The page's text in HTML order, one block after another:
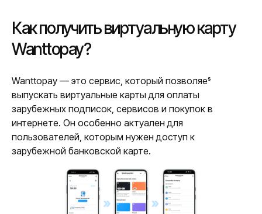
Как получить виртуальную карту
Wanttopay?
Wanttopay — это сервис, который позволяеˢ
выпускать виртуальные карты для оплаты
зарубежных подписок, сервисов и покупок в
интернете. Он особенно актуален для
пользователей, которым нужен доступ к
зарубежной банковской карте.